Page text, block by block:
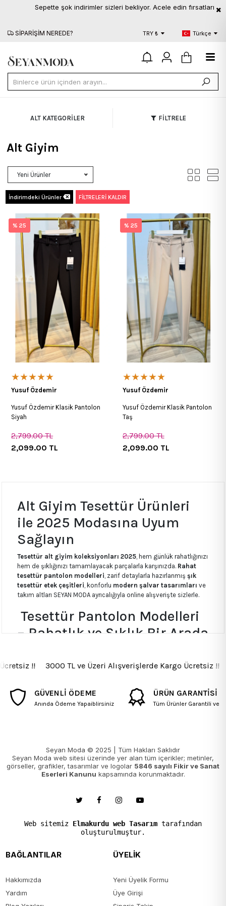
Sepette şok indirimler sizleri bekliyor. Acele edin fırsatları
AYNI GÜN KARGO BLOG
TRY ₺ Türkçe
ALT KATEGORİLER FİLTRELE
Alt Giyim
Yeni Ürünler
İndirimdeki Ürünler FİLTRELERİ KALDIR
★★★★★
Yusuf Özdemir
Yusuf Özdemir Klasik Pantolon
Siyah
2,799.00TL
2,099.00 TL
% 25
★★★★★
Yusuf Özdemir
Yusuf Özdemir Klasik Pantolon
Taş
2,799.00TL
2,099.00 TL
% 25
Alt Giyim Tesettür Ürünleri
ile 2025 Modasına Uyum
Sağlayın
Tesettür alt giyim koleksiyonları 2025, hem günlük rahatlığınızı
hem de şıklığınızı tamamlayacak parçalarla karşınızda. Rahat
tesettür pantolon modelleri, zarif detaylarla hazırlanmışşık
tesettür etek çeşitleri, konforlu modern şalvar tasarımları ve
takım altları SEYAN MODA ayrıcalığıyla online alışverişte sizlerle.
Tesettür Pantolon Modelleri
– Rahatlık ve Şıklık Bir Arada
paça tesettür pantolon 2025 trendleriveyüksek bel tesettür
Tesettür Etek Çeşitleri – Zarif
günlük tesettür etek kombinleri veözel günler için şık
tesettür etek trendleri , kullanıcıların en çok tercih ettiği ürünler
arasında yer alıyor.
Modern Şalvar Alt Giyim
Seçenekler
koleksiyonu, hem spor kombinlerde hem de casual tarzda tercih
İndirimli Alt Giyim Tesettür
!! 3000 TL ve Üzeri Alışverişlerde Kargo
GÜVENLİ ÖDEME
Anında Ödeme Yapaiblirsiniz
ÜRÜN GARANTİSİ
Tüm Ürünler Garantili ve
Seyan Moda © 2025 | Tüm Hakları Saklıdır
Seyan Moda web sitesi üzerinde yer alan tüm içerikler; metinler,
görseller, grafikler, tasarımlar ve logolar 5846 sayılı Fikir ve Sanat
Eserleri Kanunu kapsamında korunmaktadır.
Web sitemiz Elmakurdu web Tasarım tarafından
oluşturulmuştur.
BAĞLANTILAR
Hakkımızda
Yardım
ÜYELİK
Yeni Üyelik Formu
Üye Girişi